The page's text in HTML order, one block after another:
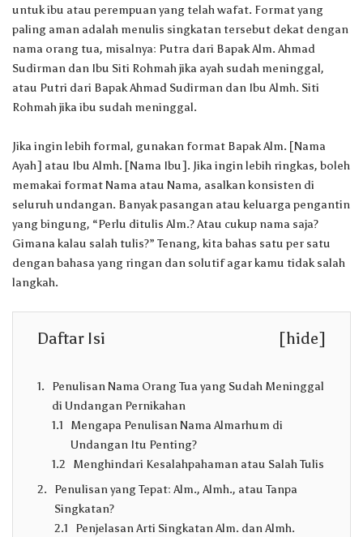
untuk ibu atau perempuan yang telah wafat. Format yang
paling aman adalah menulis singkatan tersebut dekat dengan
nama orang tua, misalnya: Putra dari Bapak Alm. Ahmad
Sudirman dan Ibu Siti Rohmah jika ayah sudah meninggal,
atau Putri dari Bapak Ahmad Sudirman dan Ibu Almh. Siti
Rohmah jika ibu sudah meninggal.
Jika ingin lebih formal, gunakan format Bapak Alm. [Nama
Ayah] atau Ibu Almh. [Nama Ibu]. Jika ingin lebih ringkas, boleh
memakai format Nama atau Nama, asalkan konsisten di
seluruh undangan. Banyak pasangan atau keluarga pengantin
yang bingung, “Perlu ditulis Alm.? Atau cukup nama saja?
Gimana kalau salah tulis?” Tenang, kita bahas satu per satu
dengan bahasa yang ringan dan solutif agar kamu tidak salah
langkah.
Daftar Isi [hide]
Penulisan Nama Orang Tua yang Sudah Meninggal
di Undangan Pernikahan
Mengapa Penulisan Nama Almarhum di
Undangan Itu Penting?
Menghindari Kesalahpahaman atau Salah Tulis
Penulisan yang Tepat: Alm., Almh., atau Tanpa
Singkatan?
Penjelasan Arti Singkatan Alm. dan Almh.